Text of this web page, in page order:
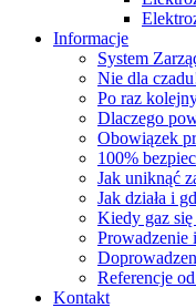
Informacje
System
Nie dla
Po raz
Dlaczego
Obowiązek
100%
Jak uniknąć
Jak działa i
Kiedy gaz
Prowadzenie
Referencje
Kontakt